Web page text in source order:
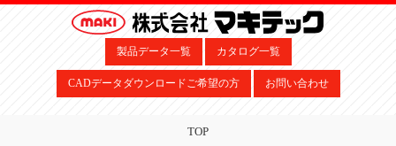
製品データ一覧 カタログ一覧
CADデータダウンロードご希望の方 お問い合わせ
TOP